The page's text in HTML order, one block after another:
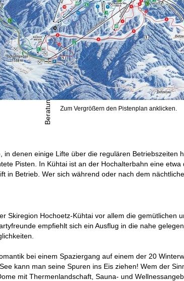
Uhr
Uhr
Beratung Zum Vergrößern den Pistenplan anklicken.
in denen einige Lifte über die regulären Betriebszeiten
Pisten. In Kühtai ist an der Hochalterbahn eine
in Betrieb. Wer sich während oder nach dem
Skiregion Hochoetz-Kühtai vor allem die gemütlichen
empfiehlt sich ein Ausflug in die nahe
bei einem Spaziergang auf einem der 20
kann man seine Spuren ins Eis ziehen! Wem der
mit Thermenlandschaft, Sauna- und